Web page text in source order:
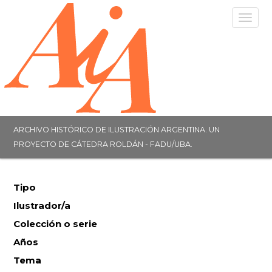
ARCHIVO HISTÓRICO DE ILUSTRACIÓN ARGENTINA. UN
PROYECTO DE CÁTEDRA ROLDÁN - FADU/UBA.
Tipo
Ilustrador/a
Colección o serie
Años
Tema